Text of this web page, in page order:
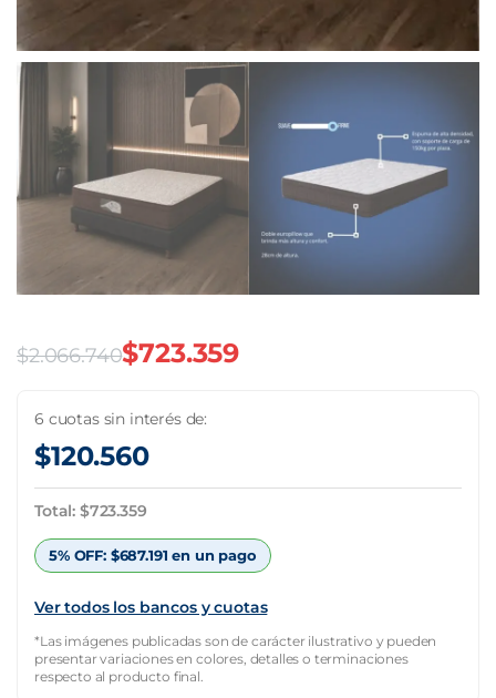
$2.066.740
precio
original
era:
$2.066.740.
$723.359
precio
actual
es:
$723.359.
6 cuotas sin interés de:
$120.560
Total: $723.359
5% OFF: $687.191 en un pago
Ver todos los bancos y cuotas
*Las imágenes publicadas son de carácter ilustrativo y pueden
presentar variaciones en colores, detalles o terminaciones
respecto al producto final.